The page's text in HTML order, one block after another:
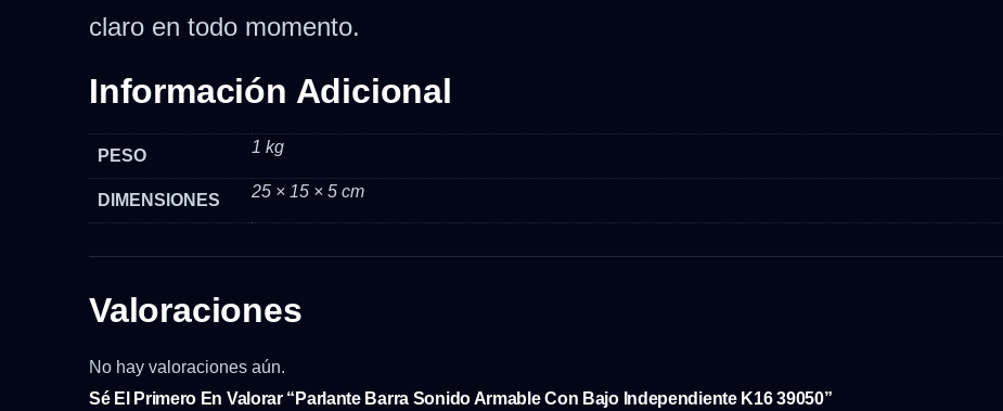
claro en todo momento.
Información Adicional
PESO 1 kg
DIMENSIONES 25 × 15 × 5 cm
Valoraciones
No hay valoraciones aún.
Sé El Primero En Valorar “Parlante Barra Sonido Armable Con Bajo Independiente K16 39050”